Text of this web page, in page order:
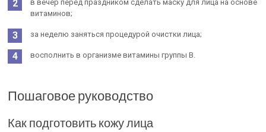
в вечер перед праздником сделать маску для лица на основе
витаминов;
за неделю заняться процедурой очистки лица;
восполнить в организме витамины группы В.
Пошаговое руководство
Как подготовить кожу лица